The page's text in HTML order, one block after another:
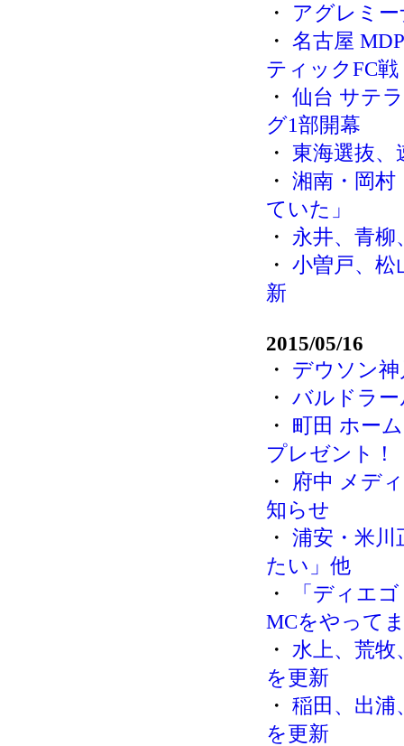
・ アグレミ
・ 名古屋
ティックFC戦
・ 仙台 サテ
グ1部開幕
・ 東海選抜、
・ 湘南・岡
ていた」
・ 永井、青
・ 小曽戸、松
新
2015/05/16
・ デウソン
・ バルドラ
・ 町田 ホー
プレゼント！
・ 府中 メデ
知らせ
・ 浦安・米
たい」他
・
「ディエ
MCをやって
・ 水上、荒
を更新
・ 稲田、出浦
を更新